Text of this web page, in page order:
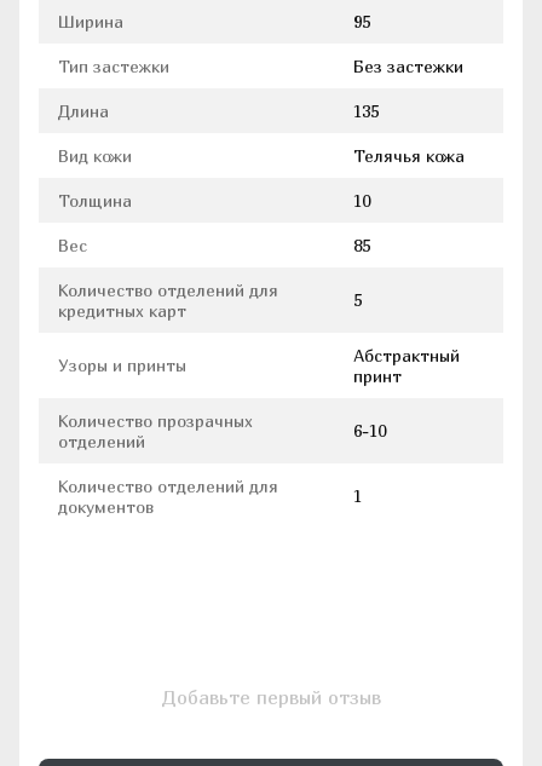
Ширина 95
Тип застежки Без застежки
Длина 135
Вид кожи Телячья кожа
Толщина 10
Вес 85
Количество отделений для
кредитных карт
5
Узоры и принты
Абстрактный
принт
Количество прозрачных
отделений
6-10
Количество отделений для
документов
1
Добавьте первый отзыв